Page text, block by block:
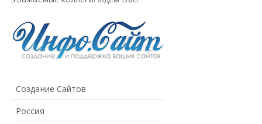
Создание Сайтов
Россия